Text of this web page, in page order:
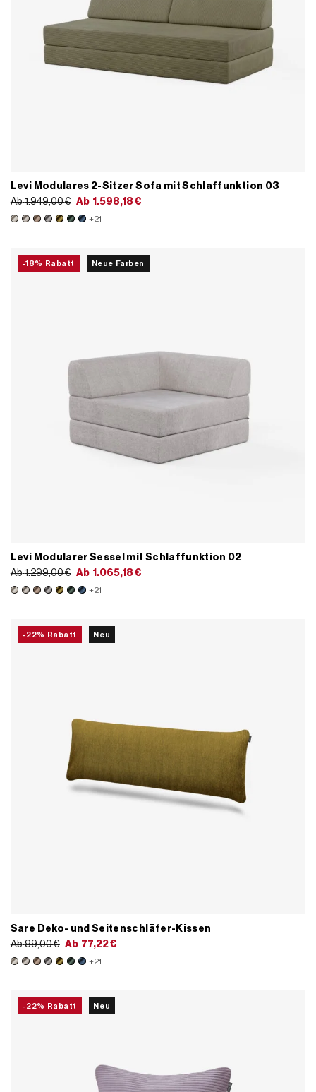
+21
Levi Modulares 2-Sitzer Sofa mit Schlaffunktion 03
Ab 1.949,00€ Ab 1.598,18 €
-18% Rabatt Neue Farben
+21
Levi Modularer Sessel mit Schlaffunktion 02
Ab 1.299,00€ Ab 1.065,18 €
-22% Rabatt Neu
+21
Sare Deko- und Seitenschläfer-Kissen
Ab 99,00€ Ab 77,22€
-22% Rabatt Neu